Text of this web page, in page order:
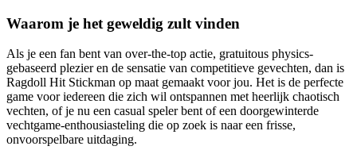
Waarom je het geweldig zult vinden
Als je een fan bent van over-the-top actie, gratuitous physics-
gebaseerd plezier en de sensatie van competitieve gevechten, dan is
Ragdoll Hit Stickman op maat gemaakt voor jou. Het is de perfecte
game voor iedereen die zich wil ontspannen met heerlijk chaotisch
vechten, of je nu een casual speler bent of een doorgewinterde
vechtgame-enthousiasteling die op zoek is naar een frisse,
onvoorspelbare uitdaging.